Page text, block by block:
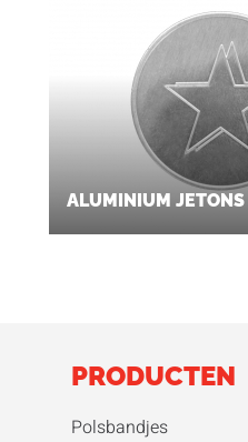
ALUMINIUM JETONS
PRODUCTEN
Polsbandjes